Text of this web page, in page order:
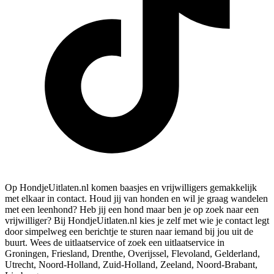
Op HondjeUitlaten.nl komen baasjes en vrijwilligers gemakkelijk
met elkaar in contact. Houd jij van honden en wil je graag wandelen
met een leenhond? Heb jij een hond maar ben je op zoek naar een
vrijwilliger? Bij HondjeUitlaten.nl kies je zelf met wie je contact legt
door simpelweg een berichtje te sturen naar iemand bij jou uit de
buurt. Wees de uitlaatservice of zoek een uitlaatservice in
Groningen, Friesland, Drenthe, Overijssel, Flevoland, Gelderland,
Utrecht, Noord-Holland, Zuid-Holland, Zeeland, Noord-Brabant,